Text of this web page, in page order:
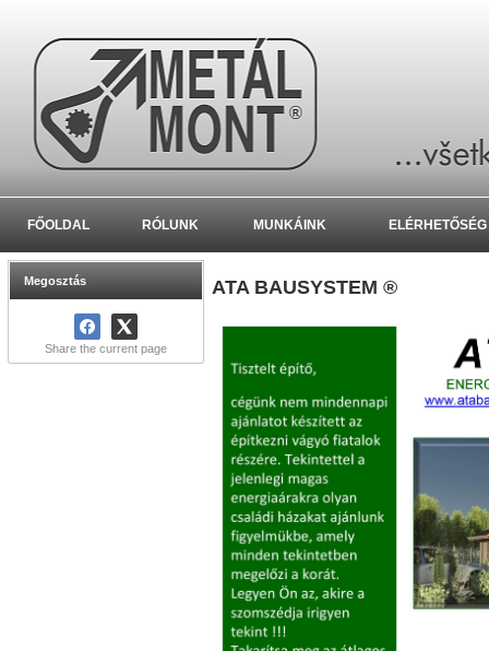
FŐOLDAL RÓLUNK MUNKÁINK ELÉRHETŐSÉG
Megosztás
Share the current page
ATA BAUSYSTEM ®